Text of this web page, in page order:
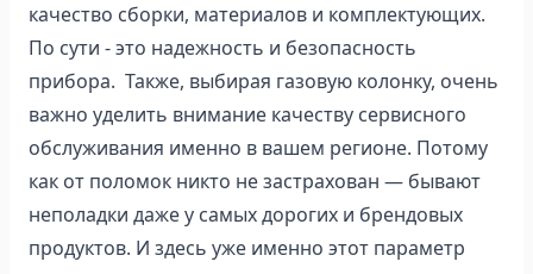
качество сборки, материалов и комплектующих.
По сути - это надежность и безопасность
прибора. Также, выбирая газовую колонку, очень
важно уделить внимание качеству сервисного
обслуживания именно в вашем регионе. Потому
как от поломок никто не застрахован — бывают
неполадки даже у самых дорогих и брендовых
продуктов. И здесь уже именно этот параметр